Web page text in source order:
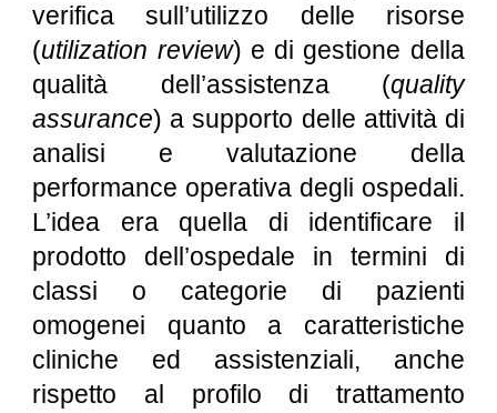
verifica sull’utilizzo delle risorse
(utilization review) e di gestione della
qualità dell’assistenza (quality
assurance) a supporto delle attività di
analisi e valutazione della
performance operativa degli ospedali.
L’idea era quella di identificare il
prodotto dell’ospedale in termini di
classi o categorie di pazienti
omogenei quanto a caratteristiche
cliniche ed assistenziali, anche
rispetto al profilo di trattamento